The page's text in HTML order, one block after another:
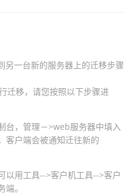
一台新的服务器上的迁移步骤
迁移，请您按照以下步骤进
台，管理－>web服务器中填入
客户端会被通知迁往新的
以用工具-->客户机工具-->客户
。